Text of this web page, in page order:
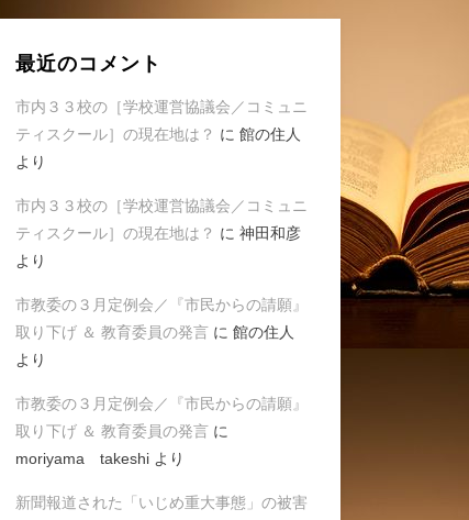
最近のコメント
市内３３校の［学校運営協議会／コミュニ
ティスクール］の現在地は？ に 館の住人
より
市内３３校の［学校運営協議会／コミュニ
ティスクール］の現在地は？ に 神田和彦
より
市教委の３月定例会／『市民からの請願』
取り下げ ＆ 教育委員の発言に 館の住人
より
市教委の３月定例会／『市民からの請願』
取り下げ ＆ 教育委員の発言に
moriyama takeshiより
新聞報道された「いじめ重大事態」の被害